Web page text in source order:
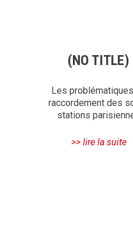
(NO TITLE)
Les
raccordement des
stations
>> lire la suite